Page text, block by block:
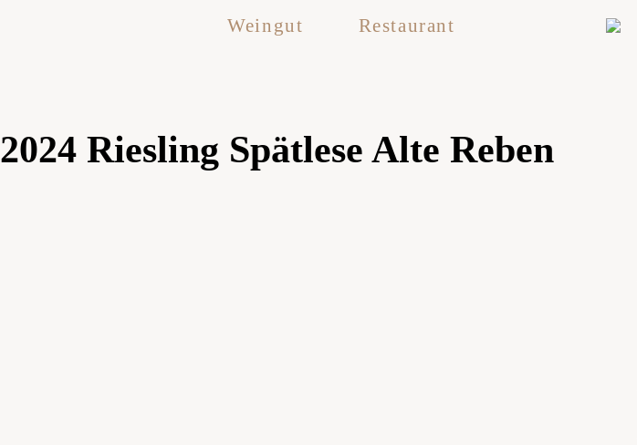
Weingut Restaurant
2024 Riesling Spätlese Alte Reben